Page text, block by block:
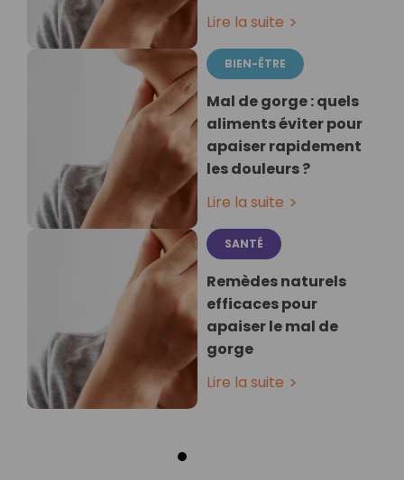
Lire la suite
BIEN-ÊTRE
Mal de gorge : quels
aliments éviter pour
apaiser rapidement
les douleurs ?
Lire la suite
SANTÉ
Remèdes naturels
efficaces pour
apaiser le mal de
gorge
Lire la suite